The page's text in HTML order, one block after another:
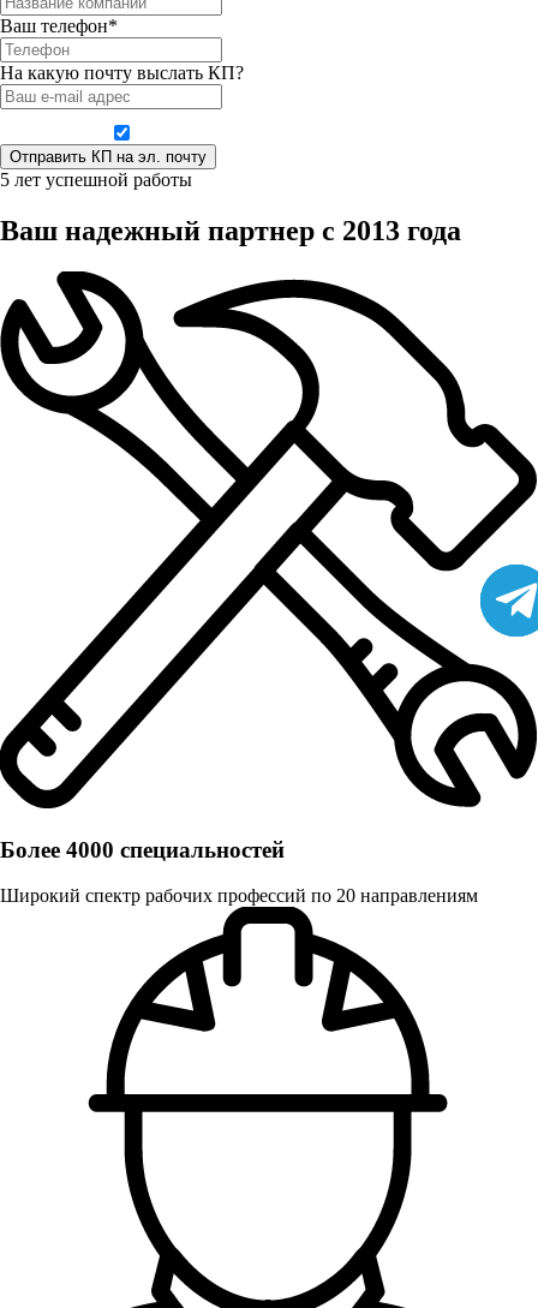
Ваш телефон*
На какую почту выслать КП?
5 лет успешной работы
Ваш надежный партнер с 2013 года
Более 4000 специальностей
Широкий спектр рабочих профессий по 20 направлениям